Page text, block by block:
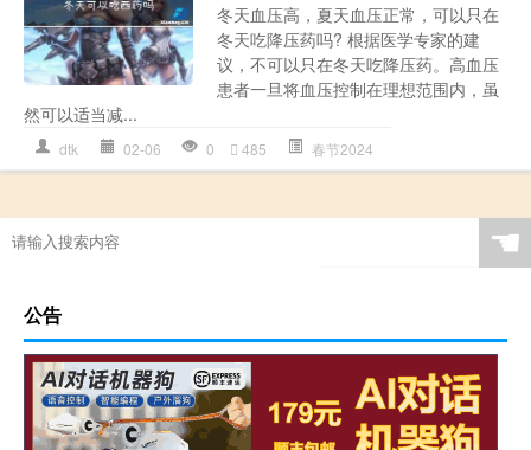
冬天血压高，夏天血压正常，可以只在
冬天吃降压药吗? 根据医学专家的建
议，不可以只在冬天吃降压药。高血压
患者一旦将血压控制在理想范围内，虽
然可以适当减...
dtk 02-06 0 485 春节2024
☚
公告